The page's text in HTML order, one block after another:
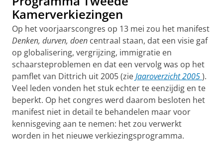
Kamerverkiezingen
Op het voorjaarscongres op 13 mei zou het manifest
Denken, durven, doen centraal staan, dat een visie gaf
op globalisering, vergrijzing, immigratie en
schaarsteproblemen en dat een vervolg was op het
pamflet van Dittrich uit 2005 (zieJaaroverzicht 2005).
Veel leden vonden het stuk echter te eenzijdig en te
beperkt. Op het congres werd daarom besloten het
mani­fest niet in detail te behandelen maar voor
kennisgeving aan te nemen: het zou verwerkt
worden in het nieuwe verkiezingsprogramma.